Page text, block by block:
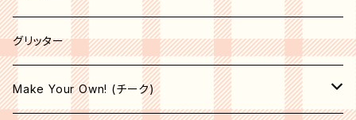
ライナーブラシ
コンシーラーブラシ
グリッター
Make Your Own! (チーク)